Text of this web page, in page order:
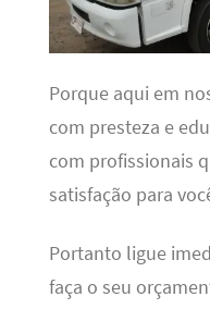
Porque aqui em
com presteza e
com profissionais
satisfação para
Portanto ligue
faça o seu